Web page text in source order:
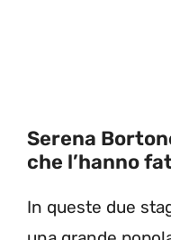
Serena
che l’hanno
In queste due